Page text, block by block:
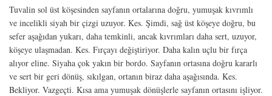
Tuvalin sol üst köşesinden sayfanın ortalarına doğru, yumuşak kıvrımlı
ve incelikli siyah bir çizgi uzuyor. Kes. Şimdi, sağ üst köşeye doğru, bu
sefer aşağıdan yukarı, daha temkinli, ancak kıvrımları daha sert, uzuyor,
köşeye ulaşmadan. Kes. Fırçayı değiştiriyor. Daha kalın uçlu bir fırça
alıyor eline. Siyaha çok yakın bir bordo. Sayfanın ortasına doğru kararlı
ve sert bir geri dönüş, sıkılgan, ortanın biraz daha aşağısında. Kes.
Bekliyor. Vazgeçti. Kısa ama yumuşak dönüşlerle sayfanın ortasını işliyor.